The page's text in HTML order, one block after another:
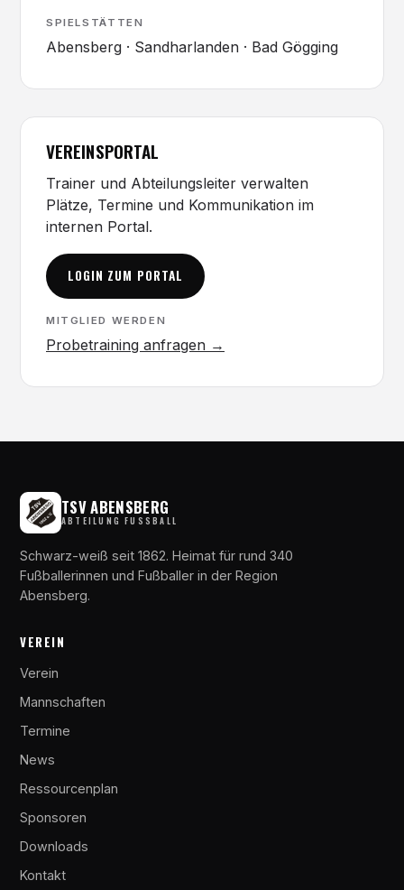
SPIELSTÄTTEN
Abensberg · Sandharlanden · Bad Gögging
VEREINSPORTAL
Trainer und Abteilungsleiter verwalten
Plätze, Termine und Kommunikation im
internen Portal.
LOGIN ZUM PORTAL
MITGLIED WERDEN
Probetraining anfragen →
TSV ABENSBERG
ABTEILUNG FUSSBALL
Schwarz-weiß seit 1862. Heimat für rund 340
Fußballerinnen und Fußballer in der Region
Abensberg.
VEREIN
Verein
Mannschaften
Termine
News
Ressourcenplan
Sponsoren
Downloads
Kontakt